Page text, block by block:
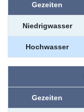
Gezeiten
Niedrigwasser
Hochwasser
Gezeiten